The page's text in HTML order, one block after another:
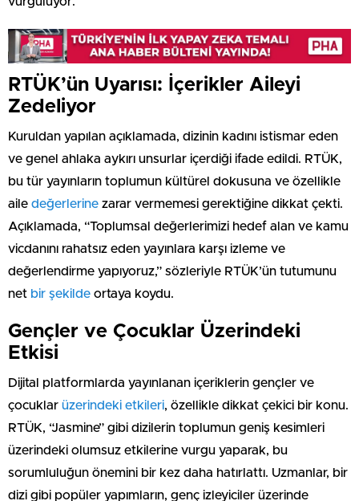
RTÜK’ün Uyarısı: İçerikler Aileyi
Zedeliyor
Kuruldan yapılan açıklamada, dizinin kadını istismar eden
ve genel ahlaka aykırı unsurlar içerdiği ifade edildi. RTÜK,
bu tür yayınların toplumun kültürel dokusuna ve özellikle
aile değerlerine zarar vermemesi gerektiğine dikkat çekti.
Açıklamada, “Toplumsal değerlerimizi hedef alan ve kamu
vicdanını rahatsız eden yayınlara karşı izleme ve
değerlendirme yapıyoruz,” sözleriyle RTÜK’ün tutumunu
net bir şekilde ortaya koydu.
Gençler ve Çocuklar Üzerindeki
Etkisi
Dijital platformlarda yayınlanan içeriklerin gençler ve
çocuklar üzerindeki etkileri, özellikle dikkat çekici bir konu.
RTÜK, “Jasmine” gibi dizilerin toplumun geniş kesimleri
üzerindeki olumsuz etkilerine vurgu yaparak, bu
sorumluluğun önemini bir kez daha hatırlattı. Uzmanlar, bir
dizi gibi popüler yapımların, genç izleyiciler üzerinde